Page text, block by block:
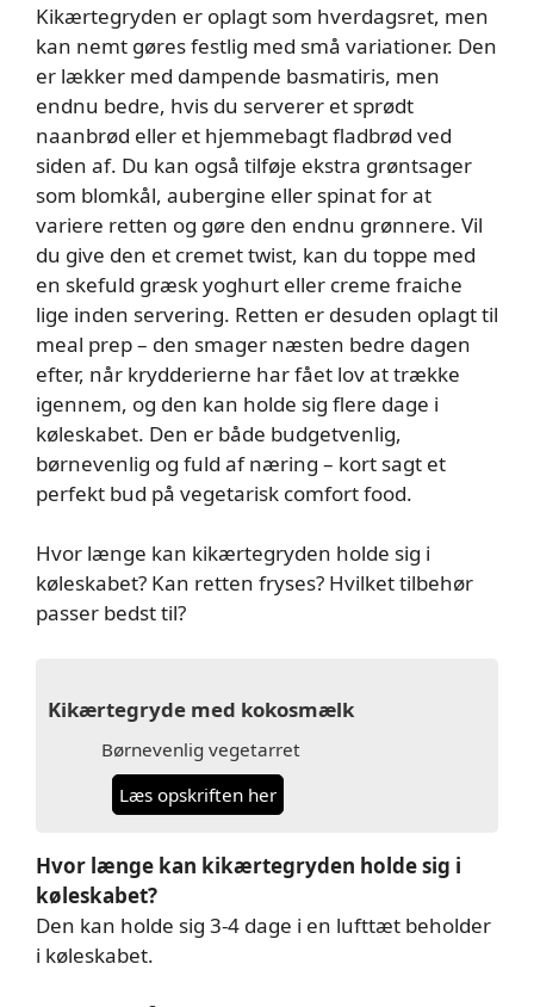
Kikærtegryden er oplagt som hverdagsret, men
kan nemt gøres festlig med små variationer. Den
er lækker med dampende basmatiris, men
endnu bedre, hvis du serverer et sprødt
naanbrød eller et hjemmebagt fladbrød ved
siden af. Du kan også tilføje ekstra grøntsager
som blomkål, aubergine eller spinat for at
variere retten og gøre den endnu grønnere. Vil
du give den et cremet twist, kan du toppe med
en skefuld græsk yoghurt eller creme fraiche
lige inden servering. Retten er desuden oplagt til
meal prep – den smager næsten bedre dagen
efter, når krydderierne har fået lov at trække
igennem, og den kan holde sig flere dage i
køleskabet. Den er både budgetvenlig,
børnevenlig og fuld af næring – kort sagt et
perfekt bud på vegetarisk comfort food.
Hvor længe kan kikærtegryden holde sig i
køleskabet? Kan retten fryses? Hvilket tilbehør
passer bedst til?
Kikærtegryde med kokosmælk
Børnevenlig vegetarret
Læs opskriften her
Hvor længe kan kikærtegryden holde sig i
køleskabet?
Den kan holde sig 3-4 dage i en lufttæt beholder
i køleskabet.